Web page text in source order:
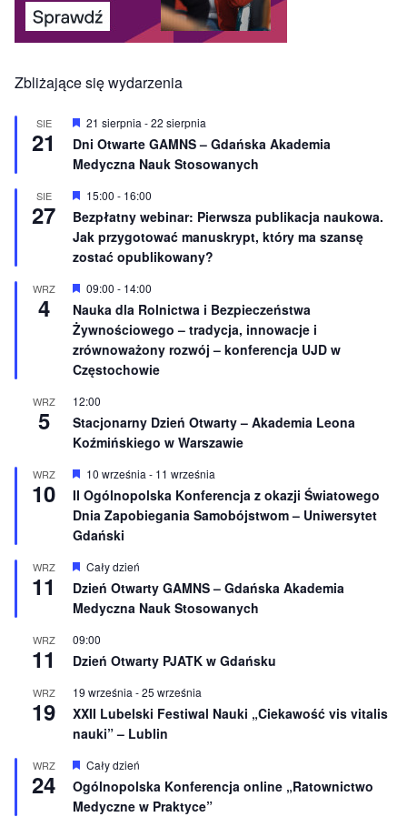
Zbliżające się wydarzenia
SIE
21
W
r
ó
n
o
n
e
21 sierpnia -22 sierpnia
Dni Otwarte GAMNS – Gdańska Akademia
Medyczna Nauk Stosowanych
SIE
27
W
r
ó
ż
n
i
o
n
e
15:00 - 16:00
Bezpłatny webinar: Pierwsza publikacja naukowa.
Jak przygotować manuskrypt, który ma szansę
zostać opublikowany?
WRZ
4
W
r
ó
ż
n
i
n
e
09:00 - 14:00
Nauka dla Rolnictwa i Bezpieczeństwa
Żywnościowego – tradycja, innowacje i
zrównoważony rozwój – konferencja UJD w
Częstochowie
WRZ
5
12:00
Stacjonarny Dzień Otwarty – Akademia Leona
Koźmińskiego w Warszawie
WRZ
10
W
y
r
ó
ż
n
o
n
e
10 września - 11 września
II Ogólnopolska Konferencja z okazji Światowego
Dnia Zapobiegania Samobójstwom – Uniwersytet
Gdański
WRZ
11
W
y
r
ó
n
o
e
Cały dzień
Dzień Otwarty GAMNS – Gdańska Akademia
Medyczna Nauk Stosowanych
WRZ
11
09:00
Dzień Otwarty PJATK w Gdańsku
WRZ
19
19 września -25 września
XXII Lubelski Festiwal Nauki „Ciekawość vis vitalis
nauki” – Lublin
WRZ
24
W
r
ó
Cały dzień
Ogólnopolska Konferencja online „Ratownictwo
Medyczne w Praktyce”